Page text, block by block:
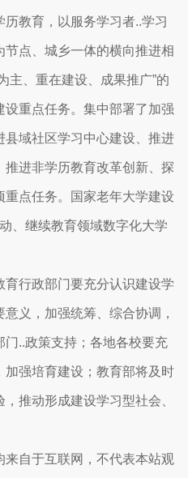
教育，以服务学习者..学习
点、城乡一体的横向推进相
主、重在建设、成果推广”的
重点任务。集中部署了加强
域社区学习中心建设、推进
进非学历教育改革创新、探
点任务。国家老年大学建设
、继续教育领域数字化大学
行政部门要充分认识建设学
义，加强统筹、综合协调，
..政策支持；各地各校要充
强培育建设；教育部将及时
推动形成建设学习型社会、
自于互联网，不代表本站观